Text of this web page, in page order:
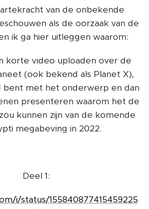
van de onbekende
als de oorzaak van de
ik ga hier uitleggen waarom:
korte video uploaden over de
(ook bekend als Planet X),
bent met het onderwerp en dan
presenteren waarom het de
kunnen zijn van de komende
megabeving in 2022.
Deel 1:
i/status/155840877415459225